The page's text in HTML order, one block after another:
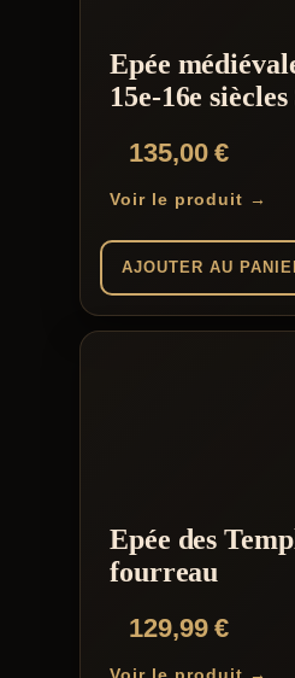
Epée
15e-16e
135,00€
Voir le produit →
AJOUTER AU
Epée des
fourreau
129,99€
Voir le produit →